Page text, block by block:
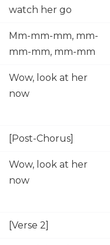
watch her go
Mm-mm-mm, mm-
mm-mm, mm-mm
Wow, look at her
now
[Post-Chorus]
Wow, look at her
now
[Verse 2]